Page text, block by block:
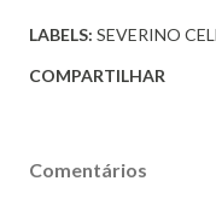
LABELS: SEVERINO
COMPARTILHAR
Comentários